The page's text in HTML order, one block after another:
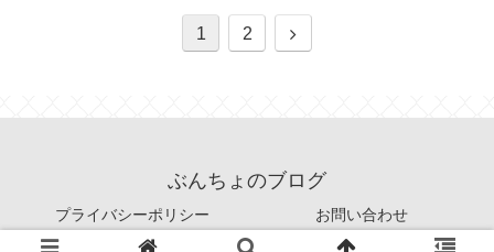
1 2
ぶんちょのブログ
プライバシーポリシー お問い合わせ